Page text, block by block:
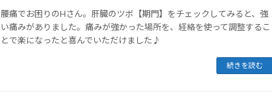
腰痛でお困りのHさん。肝臓のツボ【期門】をチェックしてみると、強
い痛みがありました。痛みが強かった場所を、経絡を使って調整するこ
とで楽になったと喜んでいただけました♪
続きを読む